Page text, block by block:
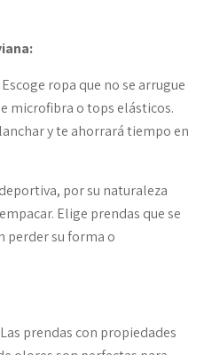
Escoge ropa que no se arrugue
microfibra o tops elásticos.
y te ahorrará tiempo en
por su naturaleza
Elige prendas que se
perder su forma o
Las prendas con propiedades